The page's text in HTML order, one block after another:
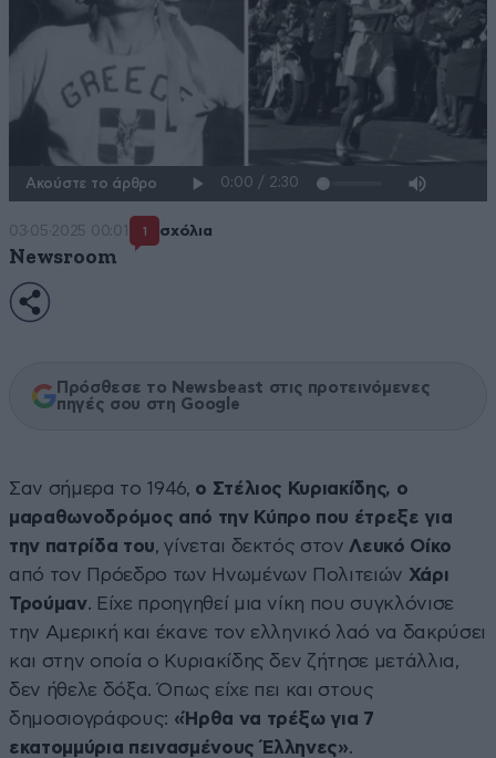
Ακούστε το άρθρο
03·05·2025 00:01 1 σχόλια
Newsroom
Πρόσθεσε το Newsbeast στις προτεινόμενες
πηγές σου στη Google
Σαν σήμερα το 1946, ο Στέλιος Κυριακίδης, ο
μαραθωνοδρόμος από την Κύπρο που έτρεξε για
την πατρίδα του, γίνεται δεκτός στον Λευκό Οίκο
από τον Πρόεδρο των Ηνωμένων Πολιτειών Χάρι
Τρούμαν. Είχε προηγηθεί μια νίκη που συγκλόνισε
την Αμερική και έκανε τον ελληνικό λαό να δακρύσει
και στην οποία ο Κυριακίδης δεν ζήτησε μετάλλια,
δεν ήθελε δόξα. Όπως είχε πει και στους
δημοσιογράφους: «Ήρθα να τρέξω για 7
εκατομμύρια πεινασμένους Έλληνες».